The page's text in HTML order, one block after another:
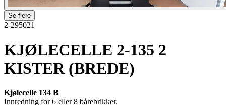
Se flere
2-295021
KJØLECELLE 2-135 2
KISTER (BREDE)
Kjølecelle 134 B
Innredning for 6 eller 8 bårebrikker.